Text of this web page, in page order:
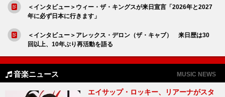
＜インタビュー＞ウィー・ザ・キングスが来日宣言「2026年と2027
年に必ず日本に行きます」
＜インタビュー＞アレックス・デロン（ザ・キャブ） 来日歴は30
回以上、10年ぶり再活動を語る
音楽ニュース MUSIC NEWS
エイサップ・ロッキー、リアーナがスタ